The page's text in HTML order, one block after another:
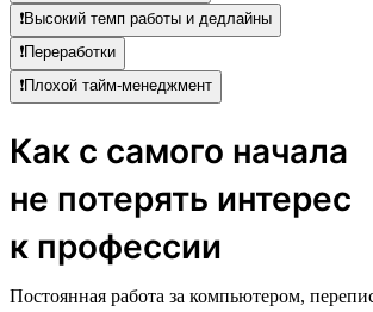
❗️Высокий темп работы и дедлайны
❗️Переработки
❗️Плохой тайм-менеджмент
Как с самого начала
не потерять интерес
к профессии
Постоянная работа за компьютером,